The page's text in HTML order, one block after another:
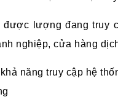
được lượng đang truy
nghiệp, cửa hàng
năng truy cập hệ